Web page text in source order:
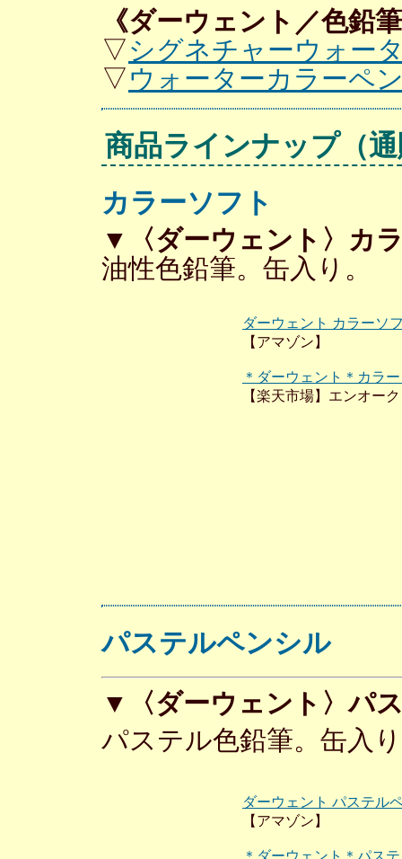
《ダーウェント／色鉛
▽シグネチャーウォー
▽ウォーターカラーペ
商品ラインナップ（
カラーソフト
▼〈ダーウェント〉カ
油性色鉛筆。缶入り。
ダーウェント カラーソ
【アマゾン】
＊ダーウェント＊カラ
【楽天市場】エンオーク
パステルペンシル
▼〈ダーウェント〉パ
パステル色鉛筆。缶入
ダーウェント パステル
【アマゾン】